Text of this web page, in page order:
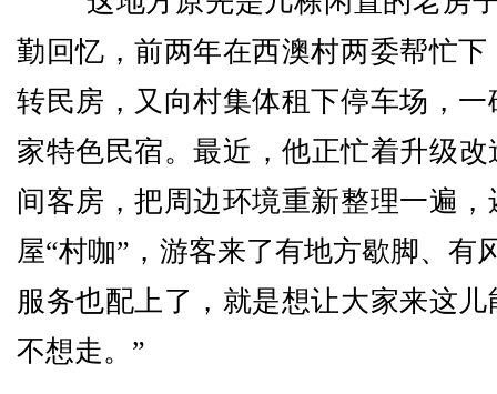
勤回忆，前两年在西澳村两委帮忙
转民房，又向村集体租下停车场，
家特色民宿。最近，他正忙着升级
间客房，把周边环境重新整理一遍
屋“村咖”，游客来了有地方歇脚、有
服务也配上了，就是想让大家来这
不想走。”